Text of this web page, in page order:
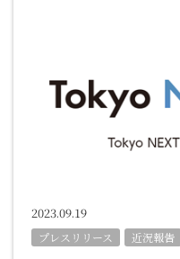
2023.09.19
プレスリリース 近況報告